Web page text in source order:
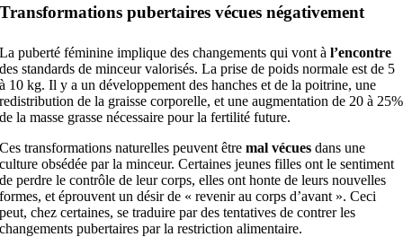
Transformations pubertaires vécues négativement
La puberté féminine implique des changements qui vont àl’encontre
des standards de minceur valorisés. La prise de poids normale est de 5
à 10 kg. Il y a un développement des hanches et de la poitrine, une
redistribution de la graisse corporelle, et une augmentation de 20 à 25%
de la masse grasse nécessaire pour la fertilité future.
Ces transformations naturelles peuvent êtremal vécues dans une
culture obsédée par la minceur. Certaines jeunes filles ont le sentiment
de perdre le contrôle de leur corps, elles ont honte de leurs nouvelles
formes, et éprouvent un désir de « revenir au corps d’avant ». Ceci
peut, chez certaines, se traduire par des tentatives de contrer les
changements pubertaires par la restriction alimentaire.